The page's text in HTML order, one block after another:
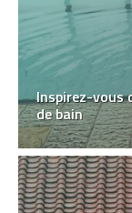
Inspirez-vous
de bain